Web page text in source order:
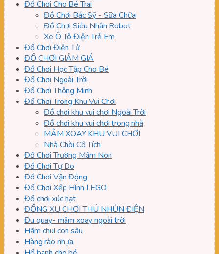
Đồ Chơi Cho Bé Trai
Đồ Chơi Bác Sỹ - Sữa Chữa
Đồ Chơi Siêu Nhân Robot
Xe Ô Tô Điện Trẻ Em
Đồ Chơi Điện Tử
ĐỒ CHƠI GIẢM GIÁ
Đồ Chơi Học Tập Cho Bé
Đồ Chơi Ngoài Trời
Đồ Chơi Thông Minh
Đồ Chơi Trong Khu Vui Chơi
Đồ chơi khu vui chơi Ngoài Trời
Đồ chơi khu vui chơi trong nhà
MÂM XOAY KHU VUI CHƠI
Nhà Chòi Cổ Tích
Đồ Chơi Trường Mầm Non
Đồ Chơi Tự Do
Đồ Chơi Vận Động
Đồ Chơi Xếp Hình LEGO
Đồ chơi xúc hạt
ĐỒNG XU CHƠI THÚ NHÚN ĐIỆN
Đu quay- mâm xoay ngoài trời
Hầm chui con sâu
Hàng rào nhựa